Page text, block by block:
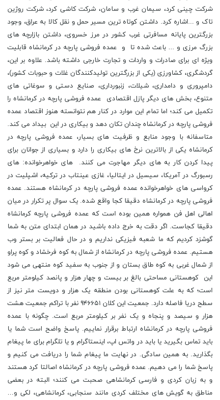
شرکت چینی کرد، سیمان غرب و سامان، شرکت کاشی کرد، شرکت روژین
تاک و ...اشاره کرد. داشتن کوتاه ترین مسیر حمل و نقل کالا به عراق، وجود
بزرگترین پایانه مسافرتی غرب کشور در مرز خسروی، داشتن بازارچه های
بزرگ مرزی و ... باعث شده تا و عمده فروشی پارچه در کرمانشاه قابلیت
ویژه ای برای صادرات و واردات و تجارت خارجی داشته باشد. علاوه بر این،
گردشگری، کشاورزی (یکی از بزرگترین تولیدکنندگان غلات و حبوبات کشور)،
دامپروری و دامداری، شیلات، زنبورداری، صنایع دستی و سوغاتی های
متنوع، بخش های دیگر پازل اقتصادی عمده فروشی پارچه در کرمانشاه را
تکمیل می کند؛ اما تمام این موارد در کنار هم نتوانسته هنوز اقتصاد عمده
فروشی پارچه در کرمانشاه چندان تکان دهد و بیکاری در این بیداد می کند.
متاسفانه با وجود منابع و ظرفیت های بسیار، عمده فروشی پارچه در
کرمانشاه یکی از بالاترین نرخ های بیکاری را دارد و بسیاری از جوانان برای
پیدا کردن کار به های دیگر مهاجرت می کنند. های خواهرخوانده: های
رسبورگ در آمریکا، سیسیل در ایتالیا، غازی عینتاب در ترکیه، اشپلیت در
کرواسی های خواهرخوانده عمده فروشی پارچه در کرمانشاه هستند. عمده
فروشی پارچه در کرمانشاه دقیقا کجا واقع شده. یک سوال پر تکرار در میان
اهالی اهل فن همواره همین بوده است که عمده فروشی پارچه کرمانشاه
دقیقا کجاست. اگر دقت به خرج داده باشید در همان ابتدای متن به شما
گوشزد کردیم که ما شعبه فیزیکی نداریم و در حال فعالیت بر بستر وب
هستیم. عمده فروشی پارچه در کرمانشاه از شمال به کوه فرخشاد و کوه پراو
از شمال غربی به کوه طاق بستان و از جنوب به سفید کوه منتهی می شود
این کوهستانی مساحتی بالغ بر بیست و چهار هزار و پانصد کیلومتر مربع
است؛ که به علت کوهستانی بودن منطقه یک هزار و دویست متر نیز از
سطح دریا فاصله دارد. جمعیت این کلان ۹۴۶۶۵۱ نفر با تراکم جمعیت هشت
هزار و سیصد و پنجاه و یک نفر بر کیلومتر مربع است. چگونه با عمده
فروشی پارچه در کرمانشاه ارتباط برقرار نماییم. پاسخ واضح است شما یا
باید تماس بگیرید یا باید در واتس اپ، اینستاگرام و یا تلگرام برای ما پیغام
بگذارید. به همین سادگی. در نهایت ما پیغام شما را دریافت می کنیم و
پاسخ شما را می دهیم. عمده فروشی پارچه در کرمانشاه اصالتا کرد هستند
و به زبان کردی و فارسی کرمانشاهی صحبت می کنند؛ البته در بعضی
مناطق به گویش های مختلف کردی مانند سنجابی، کرمانشاهی، لکی و…